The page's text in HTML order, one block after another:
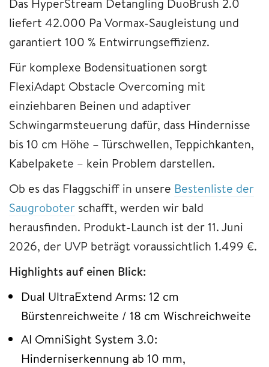
Das HyperStream Detangling DuoBrush 2.0
liefert 42.000 Pa Vormax-Saugleistung und
garantiert 100 % Entwirrungseffizienz.
Für komplexe Bodensituationen sorgt
FlexiAdapt Obstacle Overcoming mit
einziehbaren Beinen und adaptiver
Schwingarmsteuerung dafür, dass Hindernisse
bis 10 cm Höhe – Türschwellen, Teppichkanten,
Kabelpakete – kein Problem darstellen.
Ob es das Flaggschiff in unsere Bestenliste der
Saugroboter schafft, werden wir bald
herausfinden. Produkt-Launch ist der 11. Juni
2026, der UVP beträgt voraussichtlich 1.499 €.
Highlights auf einen Blick:
Dual UltraExtend Arms: 12 cm
Bürstenreichweite / 18 cm Wischreichweite
AI OmniSight System 3.0:
Hinderniserkennung ab 10 mm,